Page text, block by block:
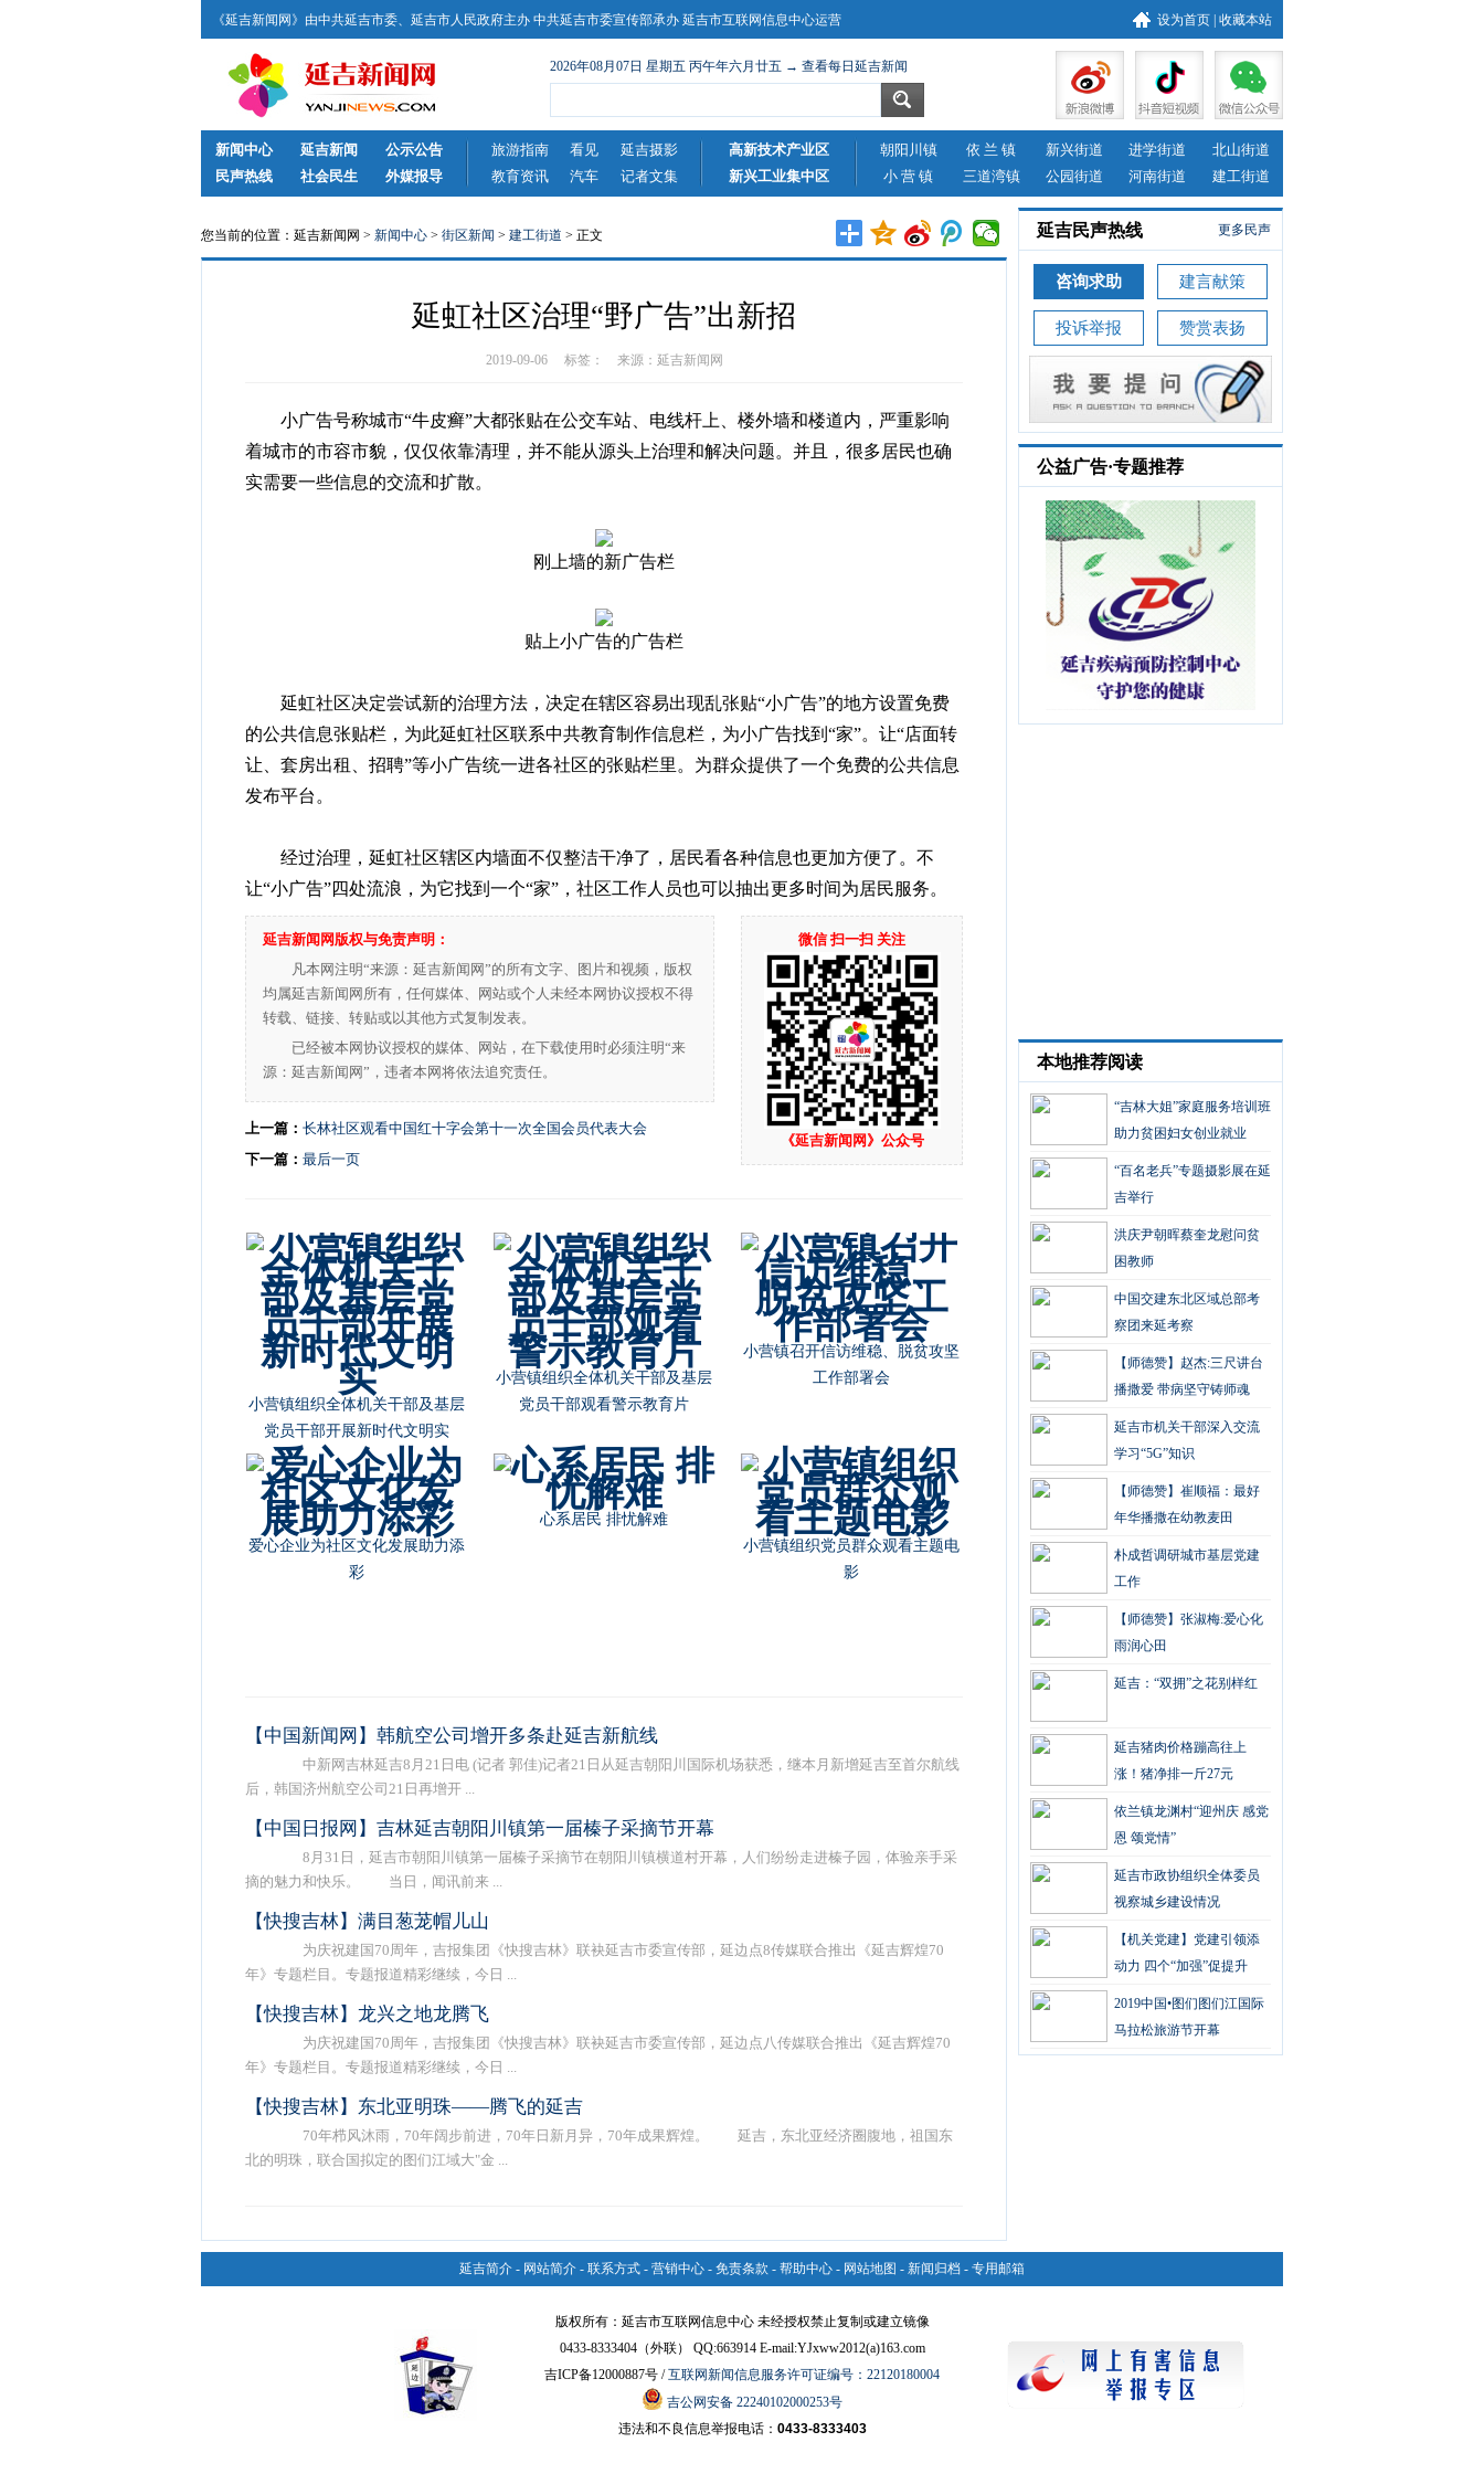
设为首页 收藏本站
《延吉新闻网》由中共延吉市委、延吉市人民政府主办 中共延吉市委宣传部承办 延吉市互联网信息中心运营
2026年08月07日 星期五 丙午年六月廿五 → 查看每日延吉新闻
新闻中心 延吉新闻 公示公告 旅游指南 看见 延吉摄影 高新技术产业区 朝阳川镇 依 兰 镇 新兴街道 进学街道
北山街道
民声热线
社会民生 外媒报导 教育资讯 汽车 记者文集 新兴工业集中区 小 营 镇 三道湾镇 公园街道 河南街道 建工街道
您当前的位置：延吉新闻网 > 新闻中心 > 街区新闻 > 建工街道 > 正文
延虹社区治理“野广告”出新招
2019-09-06 标签： 来源： 延吉新闻网
小广告号称城市“牛皮癣”大都张贴在公交车站、电线杆上、楼外墙和楼道内，严重影响
着城市的市容市貌，仅仅依靠清理，并不能从源头上治理和解决问题。并且，很多居民也确
实需要一些信息的交流和扩散。
刚上墙的新广告栏
贴上小广告的广告栏
延虹社区决定尝试新的治理方法，决定在辖区容易出现乱张贴“小广告”的地方设置免费
的公共信息张贴栏，为此延虹社区联系中共教育制作信息栏，为小广告找到“家”。让“店面转
让、套房出租、招聘”等小广告统一进各社区的张贴栏里。为群众提供了一个免费的公共信息
发布平台。
经过治理，延虹社区辖区内墙面不仅整洁干净了，居民看各种信息也更加方便了。不
让“小广告”四处流浪，为它找到一个“家”，社区工作人员也可以抽出更多时间为居民服务。
微信 扫一扫 关注
《延吉新闻网》公众号
延吉新闻网版权与免责声明：
凡本网注明“来源：延吉新闻网”的所有文字、图片和视频，版权
均属延吉新闻网所有，任何媒体、网站或个人未经本网协议授权不得
转载、链接、转贴或以其他方式复制发表。
已经被本网协议授权的媒体、网站，在下载使用时必须注明“来
源：延吉新闻网”，违者本网将依法追究责任。
上一篇： 长林社区观看中国红十字会第十一次全国会员代表大会
下一篇： 最后一页
不忘初心再出发 共筑中华强军梦
朝阳川镇开展“不忘初心，牢记
使命”主题教育宣讲活动
朝阳川镇党委书记池龙云节前慰
问部队官兵
朝阳川镇召开扫黑除恶专项斗争
【中国新闻网】韩航空公司增开多条赴延吉新航线
中新网吉林延吉8月21日电 (记者 郭佳)记者21日从延吉朝阳川国际机场获悉，继本月新增延吉至首尔航线
后，韩国济州航空公司21日再增开 ...
【中国日报网】吉林延吉朝阳川镇第一届榛子采摘节开幕
8月31日，延吉市朝阳川镇第一届榛子采摘节在朝阳川镇横道村开幕，人们纷纷走进榛子园，体验亲手采
摘的魅力和快乐。 当日，闻讯前来 ...
【快搜吉林】满目葱茏帽儿山
为庆祝建国70周年，吉报集团《快搜吉林》联袂延吉市委宣传部，延边点8传媒联合推出《延吉辉煌70
年》专题栏目。专题报道精彩继续，今日 ...
【快搜吉林】龙兴之地龙腾飞
为庆祝建国70周年，吉报集团《快搜吉林》联袂延吉市委宣传部，延边点八传媒联合推出《延吉辉煌70
年》专题栏目。专题报道精彩继续，今日 ...
【快搜吉林】东北亚明珠——腾飞的延吉
70年栉风沐雨，70年阔步前进，70年日新月异，70年成果辉煌。 延吉，东北亚经济圈腹地，祖国东
北的明珠，联合国拟定的图们江域大"金 ...
更多民声
延吉民声热线
咨询求助 建言献策
投诉举报 赞赏表扬
公益广告·专题推荐
本地推荐阅读
“吉林大姐”家庭服务培训班
助力贫困妇女创业就业
“百名老兵”专题摄影展在延
吉举行
洪庆尹朝晖蔡奎龙慰问贫
困教师
中国交建东北区域总部考
察团来延考察
【师德赞】赵杰:三尺讲台
播撒爱 带病坚守铸师魂
延吉市机关干部深入交流
学习“5G”知识
【师德赞】崔顺福：最好
年华播撒在幼教麦田
朴成哲调研城市基层党建
工作
【师德赞】张淑梅:爱心化
雨润心田
延吉：“双拥”之花别样红
延吉猪肉价格蹦高往上
涨！猪净排一斤27元
依兰镇龙渊村“迎州庆 感党
恩 颂党情”
延吉市政协组织全体委员
视察城乡建设情况
【机关党建】党建引领添
动力 四个“加强”促提升
2019中国•图们图们江国际
马拉松旅游节开幕
延吉简介 - 网站简介 - 联系方式 - 营销中心 - 免责条款 - 帮助中心 - 网站地图 - 新闻归档 - 专用邮箱
版权所有：延吉市互联网信息中心 未经授权禁止复制或建立镜像
0433-8333404（外联） QQ:663914 E-mail:YJxww2012(a)163.com
吉ICP备12000887号 /互联网新闻信息服务许可证编号：22120180004
吉公网安备 22240102000253号
违法和不良信息举报电话： 0433-8333403